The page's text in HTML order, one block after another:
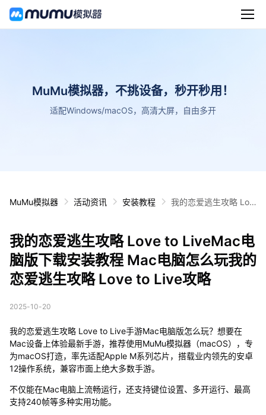
MuMu模拟器，不挑设备，秒开秒用！
适配Windows/macOS，高清大屏，自由多开
MuMu模拟器 活动资讯 安装教程
我的恋爱逃生攻略 Lov
么玩我的恋爱逃生攻略
Love to Live攻略
我的恋爱逃生攻略 Love to LiveMac电
脑版下载安装教程 Mac电脑怎么玩我的
恋爱逃生攻略 Love to Live攻略
2025-10-20
我的恋爱逃生攻略 Love to Live手游Mac电脑版怎么玩？想要在
Mac设备上体验最新手游，推荐使用MuMu模拟器（macOS），专
为macOS打造，率先适配Apple M系列芯片，搭载业内领先的安卓
12操作系统，兼容市面上绝大多数手游。
不仅能在Mac电脑上流畅运行，还支持键位设置、多开运行、最高
支持240帧等多种实用功能。